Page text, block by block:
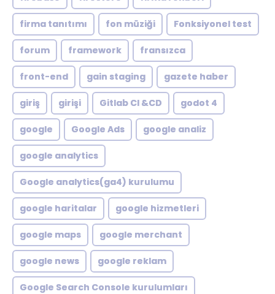
firma tanıtımı fon müziği Fonksiyonel test
forum framework fransızca
front-end gain staging gazete haber
giriş girişi Gitlab CI &CD godot 4
google Google Ads google analiz
google analytics
Google analytics(ga4) kurulumu
google haritalar google hizmetleri
google maps google merchant
google news google reklam
Google Search Console kurulumları